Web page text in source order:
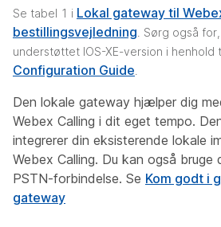
Se tabel 1 i Lokal gateway til
bestillingsvejledning . Sørg også
understøttet IOS-XE-version i henhold
Configuration Guide
Den lokale gateway hjælper dig
Webex Calling i dit eget tempo.
integrerer din eksisterende lokale
Webex Calling. Du kan også bruge
PSTN-forbindelse. Se Kom godt i
gateway